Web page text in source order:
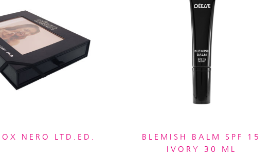
NERO LTD.ED.
BLEMISH BALM SPF 15
IVORY 30 ML